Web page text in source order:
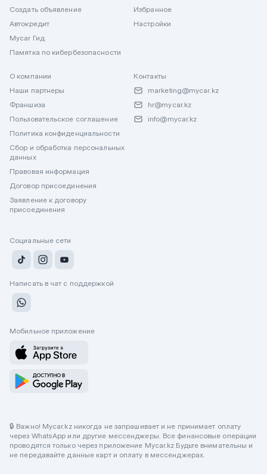
Создать объявление
Автокредит
Mycar Гид
Памятка по кибербезопасности
Избранное
Настройки
О компании
Наши партнеры
Франшиза
Пользовательское соглашение
Политика конфиденциальности
Сбор и обработка персональных
данных
Правовая информация
Договор присоединения
Заявление к договору
присоединения
Контакты
marketing@mycar.kz
hr@mycar.kz
info@mycar.kz
Социальные сети
Написать в чат с поддержкой
Мобильное приложение
🔒 Важно! Mycar.kz никогда не запрашивает и не принимает оплату
через WhatsApp или другие мессенджеры. Все финансовые операции
проводятся только через приложение Mycar.kz Будьте внимательны и
не передавайте данные карт и оплату в мессенджерах.